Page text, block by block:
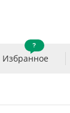
Избранное
?